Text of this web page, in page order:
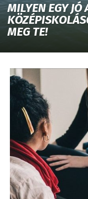
MILYEN EGY
MEG TE!